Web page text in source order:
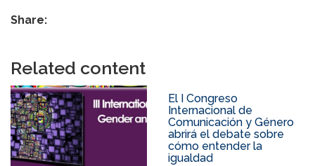
Share:
Related content
El I Congreso
Internacional de
Comunicación y Género
abrirá el debate sobre
cómo entender la
igualdad